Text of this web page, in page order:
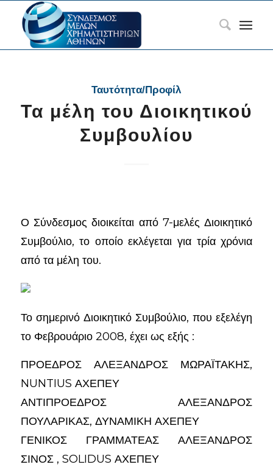
Ταυτότητα/Προφίλ
Τα μέλη του Διοικητικού
Συμβουλίου
Ο Σύνδεσμος διοικείται από 7-μελές Διοικητικό
Συμβούλιο, το οποίο εκλέγεται για τρία χρόνια
από τα μέλη του.
Το σημερινό Διοικητικό Συμβούλιο, που εξελέγη
το Φεβρουάριο 2008, έχει ως εξής :
ΠΡΟΕΔΡΟΣ ΑΛΕΞΑΝΔΡΟΣ ΜΩΡΑΪΤΑΚΗΣ,
NUNTIUS ΑΧΕΠΕΥ
ΑΝΤΙΠΡΟΕΔΡΟΣ ΑΛΕΞΑΝΔΡΟΣ
ΠΟΥΛΑΡΙΚΑΣ, ΔΥΝΑΜΙΚΗ ΑΧΕΠΕΥ
ΓΕΝΙΚΟΣ ΓΡΑΜΜΑΤΕΑΣ ΑΛΕΞΑΝΔΡΟΣ
ΣΙΝΟΣ , SOLIDUS ΑΧΕΠΕΥ